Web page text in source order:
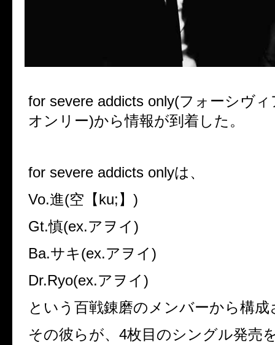
for severe addicts only(フォーシヴ
オンリー)から情報が到着した。
for severe addicts onlyは、
Vo.進(空【ku;】)
Gt.慎(ex.アヲイ)
Ba.サキ(ex.アヲイ)
Dr.Ryo(ex.アヲイ)
という百戦錬磨のメンバーから構
その彼らが、4枚目のシングル発売